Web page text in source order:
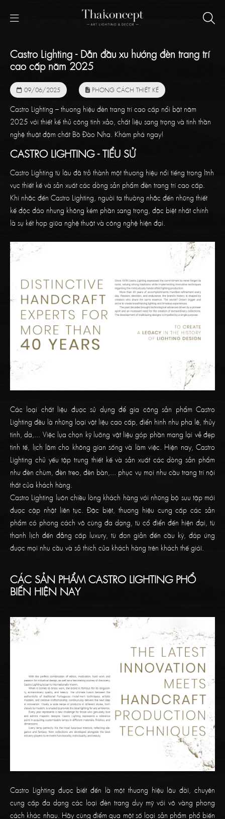
Castro Lighting - Dẫn đầu xu hướng đèn trang trí
cao cấp năm 2025
09/06/2025 PHONG CÁCH THIẾT KẾ
Castro Lighting – thương hiệu đèn trang trí cao cấp nổi bật năm
2025 với thiết kế thủ công tinh xảo, chất liệu sang trọng và tinh thần
nghệ thuật đậm chất Bồ Đào Nha. Khám phá ngay!
CASTRO LIGHTING - TIỂU SỬ
Castro Lighting từ lâu đã trở thành một thương hiệu nổi tiếng trong lĩnh
vực thiết kế và sản xuất các dòng sản phẩm đèn trang trí cao cấp.
Khi nhắc đến Castro Lighting, người ta thường nhắc đến những thiết
kế độc đáo nhưng không kém phần sang trọng, đặc biệt nhất chính
là sự kết hợp giữa nghệ thuật và công nghệ hiện đại.
Các loại chất liệu được sử dụng để gia công sản phẩm Castro
Lighting đều là những loại vật liệu cao cấp, điển hình như pha lê, thủy
tinh, da,... Việc lựa chọn kỹ lưỡng vật liệu góp phần mang lại vẻ đẹp
tinh tế, lịch lãm cho không gian sống và làm việc. Hiện nay, Castro
Lighting chủ yếu tập trung thiết kế và sản xuất các dòng sản phẩm
như đèn chùm, đèn treo, đèn bàn,... phục vụ mọi nhu cầu trang trí nội
thất của khách hàng.
Castro Lighting luôn chiều lòng khách hàng với những bộ sưu tập mới
được cập nhật liên tục. Đặc biệt, thương hiệu cung cấp các sản
phẩm có phong cách vô cùng đa dạng, từ cổ điển đến hiện đại, từ
thanh lịch đến đẳng cấp luxury, từ đơn giản đến cầu kỳ, đáp ứng
được mọi nhu cầu và sở thích của khách hàng trên khách thế giới.
CÁC SẢN PHẨM CASTRO LIGHTING PHỔ
BIẾN HIỆN NAY
Castro Lighting được biết đến là một thương hiệu lâu đời, chuyên
cung cấp đa dạng các loại đèn trang duy mỹ với vô vàng phong
cách khác nhau. Hãy cùng điểm qua một số loại sản phẩm phổ biến